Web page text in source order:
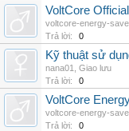
VoltCore
voltcore-energy-
Trả lời:
0
Kỹ thuật sử
nana01
Giao lưu
Trả lời:
0
VoltCore
voltcore-energy-
Trả lời:
0